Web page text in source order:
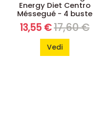
Energy Diet Centro
Méssegué - 4 buste
13,55 €17,60 €
Vedi